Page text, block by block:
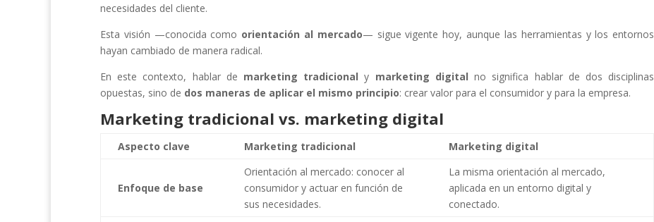
necesidades del cliente.
Esta visión —conocida como orientación al mercado— sigue vigente hoy, aunque las herramientas y los entornos
hayan cambiado de manera radical.
En este contexto, hablar de marketing tradicional y marketing digital no significa hablar de dos disciplinas
opuestas, sino de dos maneras de aplicar el mismo principio: crear valor para el consumidor y para la empresa.
Marketing tradicional vs. marketing digital
Aspecto clave Marketing tradicional Marketing digital
Enfoque de base
Orientación al mercado: conocer al
consumidor y actuar en función de
sus necesidades.
La misma orientación al mercado,
aplicada en un entorno digital y
conectado.